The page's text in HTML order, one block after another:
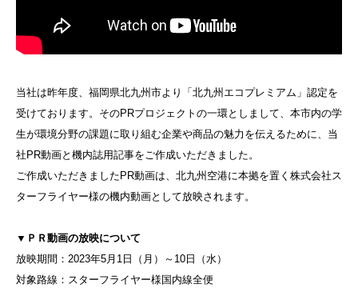
当社は昨年度、福岡県北九州市より「北九州エコプレミアム」認定を
受けております。そのPRプロジェクトの一環としまして、本市内の学
生が環境分野の課題に取り組む企業や商品の魅力を伝えるために、当
社PR動画と機内誌用記事をご作成いただきました。
ご作成いただきましたPR動画は、北九州空港に本拠を置く株式会社ス
ターフライヤー様の機内動画として放映されます。
▼ＰＲ動画の放映について
放映期間：2023年5月1日（月）～10日（水）
対象路線：スターフライヤー様国内線全便